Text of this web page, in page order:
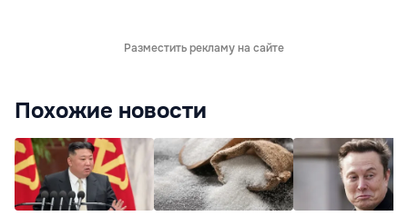
Разместить рекламу на сайте
Похожие новости